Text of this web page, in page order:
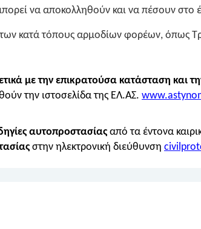
να αποκολληθούν και να πέσουν
κατά τόπους αρμοδίων φορέων, όπως
με την επικρατούσα κατάσταση και
την ιστοσελίδα της ΕΛ.ΑΣ.
αυτοπροστασίαςαπό τα έντονα
στην ηλεκτρονική διεύθυνση